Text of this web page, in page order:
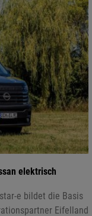
elektrisch
e bildet die Basis
Eifelland